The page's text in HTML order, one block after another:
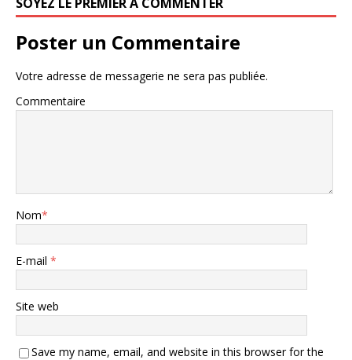
Poster un Commentaire
Votre adresse de messagerie ne sera pas publiée.
Commentaire
Nom*
E-mail *
Site web
Save my name, email, and website in this browser for the